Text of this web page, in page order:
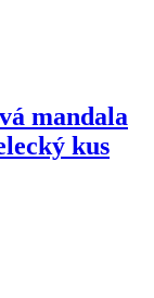
mandala
kus